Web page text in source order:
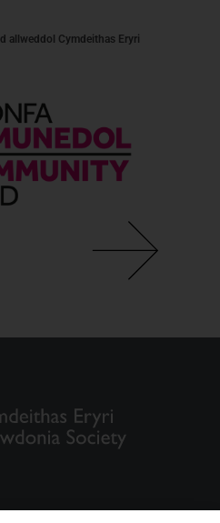
allweddol Cymdeithas Eryri